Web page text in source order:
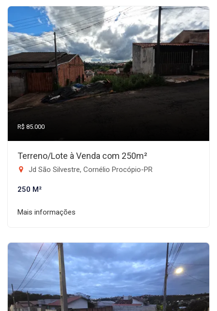
R$ 85.000
Terreno/Lote à Venda com 250m²
Jd São Silvestre, Cornélio Procópio-PR
250 M²
Mais informações